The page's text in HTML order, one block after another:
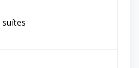
suítes